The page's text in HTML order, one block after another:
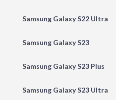
Samsung Galaxy S22 Ultra
Samsung Galaxy S23
Samsung Galaxy S23 Plus
Samsung Galaxy S23 Ultra